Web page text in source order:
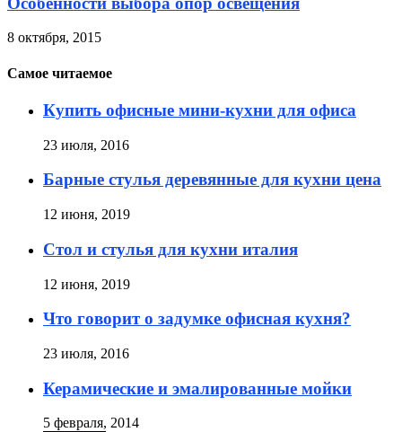
8 октября, 2015
Самое читаемое
Купить офисные мини-кухни для офиса
23 июля, 2016
Барные стулья деревянные для кухни цена
12 июня, 2019
Стол и стулья для кухни италия
12 июня, 2019
Что говорит о задумке офисная кухня?
23 июля, 2016
Керамические и эмалированные мойки
5 февраля, 2014